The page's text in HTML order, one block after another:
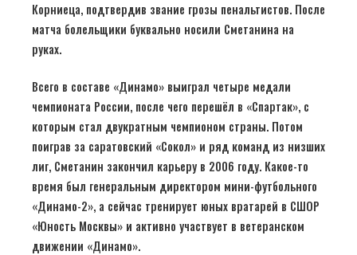
Корниеца, подтвердив звание грозы пенальтистов. После
матча болельщики буквально носили Сметанина на
руках.
Всего в составе «Динамо» выиграл четыре медали
чемпионата России, после чего перешёл в «Спартак», с
которым стал двукратным чемпионом страны. Потом
поиграв за саратовский «Сокол» и ряд команд из низших
лиг, Сметанин закончил карьеру в 2006 году. Какое-то
время был генеральным директором мини-футбольного
«Динамо-2», а сейчас тренирует юных вратарей в СШОР
«Юность Москвы» и активно участвует в ветеранском
движении «Динамо».